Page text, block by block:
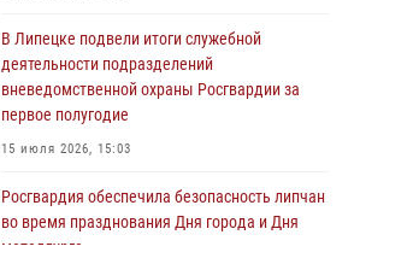
В Управлении Росгвардии по Липецкой
области состоялся вечер вопросов и ответов
29 июля 2026, 15:05
В Липецке подвели итоги служебной
деятельности подразделений
вневедомственной охраны Росгвардии за
первое полугодие
15 июля 2026, 15:03
Росгвардия обеспечила безопасность липчан
во время празднования Дня города и Дня
металлурга